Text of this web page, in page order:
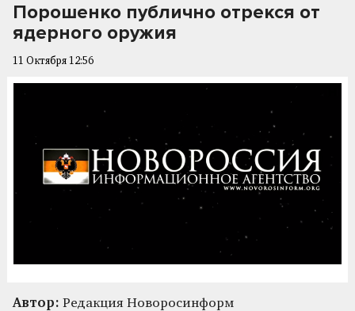
Порошенко публично отрекся от
ядерного оружия
11 Октября 12:56
Автор: Редакция Новоросинформ